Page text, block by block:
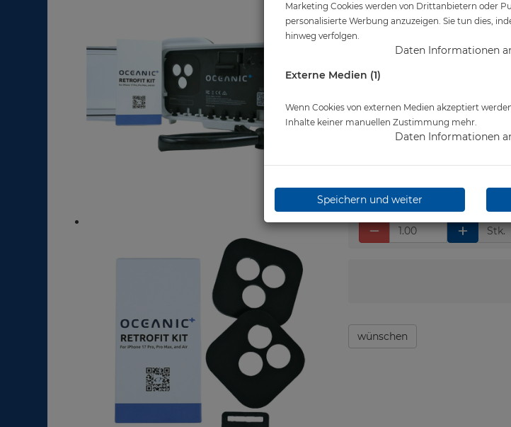
Artikelnr.: oce-CD04190006
Herstellerpreis: 9,90 €
9,90 €*
Stk.
wünschen
Marketing Cookies werden von Drittanbietern oder
personalisierte Werbung anzuzeigen. Sie tun dies,
hinweg verfolgen.
Daten Informationen
Externe Medien (1)
Wenn Cookies von externen Medien akzeptiert
Inhalte keiner manuellen Zustimmung mehr.
Daten Informationen
Speichern und weiter